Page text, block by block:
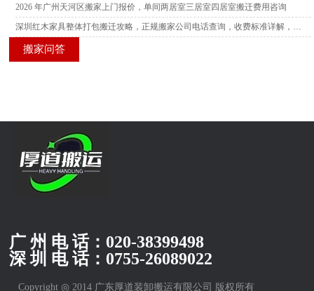
2026 年广州天河区搬家上门报价，单间两居室三居室四居室搬迁费用咨询
搬家问答
广 州 电 话： 020-38399498
深 圳 电 话： 0755-26089022
Copyright ◎ 2014 广东厚道装卸搬运有限公司 版权所有